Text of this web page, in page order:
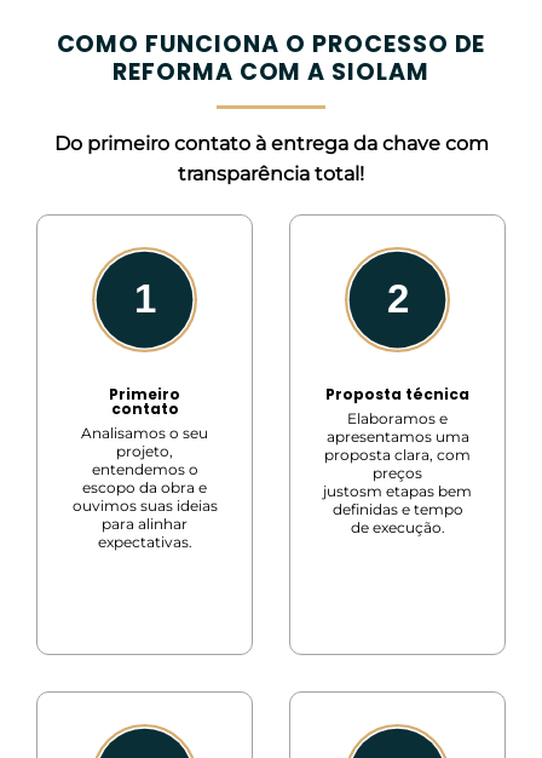
COMO FUNCIONA O PROCESSO DE
REFORMA COM A SIOLAM
Do primeiro contato à entrega da chave com
transparência total!
Primeiro
contato
Analisamos o seu
projeto,
entendemos o
escopo da obra e
ouvimos suas ideias
para alinhar
expectativas.
Proposta técnica
Elaboramos e
apresentamos uma
proposta clara, com
preços
justosm etapas bem
definidas e tempo
de execução.